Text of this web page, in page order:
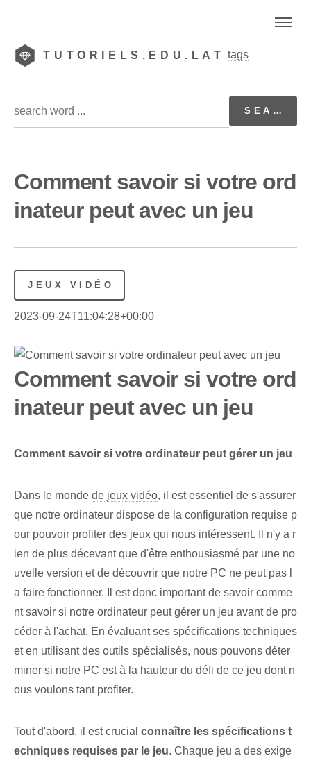
TUTORIELS.EDU.LAT tags
Comment savoir si votre ord
inateur peut avec un jeu
JEUX VIDÉO
2023-09-24T11:04:28+00:00
Comment savoir si votre ord
inateur peut avec un jeu
Comment savoir si votre ordinateur peut gérer un jeu
Dans le monde de jeux vidéo, il est essentiel de s'assurer
que notre ordinateur dispose de la configuration requise p
our pouvoir profiter des jeux qui nous intéressent. Il n'y a r
ien de plus décevant que d'être enthousiasmé par une no
uvelle version et de découvrir que notre PC ne peut pas l
a faire fonctionner. Il est donc important de savoir comme
nt savoir si notre ordinateur peut gérer un jeu avant de pro
céder à l'achat. En évaluant ses spécifications techniques
et en utilisant des outils spécialisés, nous pouvons déter
miner si notre PC est à la hauteur du défi de ce jeu dont n
ous voulons tant profiter.
Tout d'abord, il est crucial connaître les spécifications t
echniques requises par le jeu. Chaque jeu⁤ a des exige